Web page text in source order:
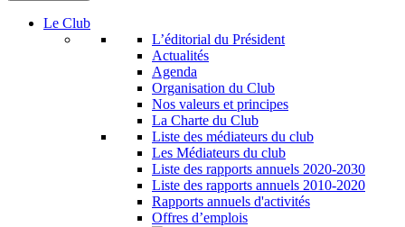
Le Club
L’éditorial du Président
Actualités
Agenda
Organisation du Club
Nos valeurs et principes
La Charte du Club
Liste des médiateurs du club
Les Médiateurs du club
Liste des rapports annuels 2020-2030
Liste des rapports annuels 2010-2020
Rapports annuels d'activités
Offres d’emplois